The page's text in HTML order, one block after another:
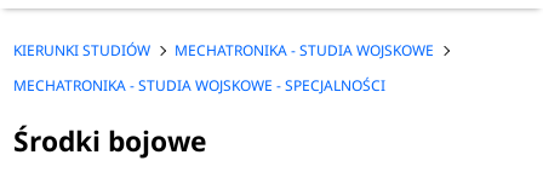
KIERUNKI STUDIÓW
MECHATRONIKA - STUDIA WOJSKOWE
MECHATRONIKA - STUDIA WOJSKOWE - SPECJALNOŚCI
Środki bojowe